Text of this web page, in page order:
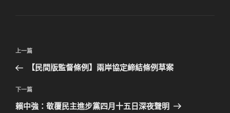
文
導
覽
上
一
文
章
上一篇
【民間版監督條例】兩岸協定締結條例草案
下
一
下一篇
賴中強：敬覆民主進步黨四月十五日深夜聲明